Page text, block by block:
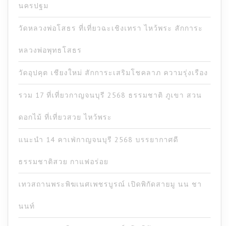
นครปฐม
วัดหลวงพ่อโสธร ที่เที่ยวฉะเชิงเทรา ไหว้พระ สักการะ
หลวงพ่อพุทธโสธร
วัดอุปคุต เชียงใหม่ สักการะเสริมโชคลาภ ความรุ่งเรือง
รวม 17 ที่เที่ยวกาญจนบุรี 2568 ธรรมชาติ ภูเขา สวน
ดอกไม้ ที่เที่ยวสวย ไหว้พระ
แนะนำ 14 คาเฟ่กาญจนบุรี 2568 บรรยากาศดี
ธรรมชาติสวย กาแฟอร่อย
เทวสถานพระพิฆเนศเพชรบูรณ์ เปิดพิกัดสายมู นน ชา
นนท์